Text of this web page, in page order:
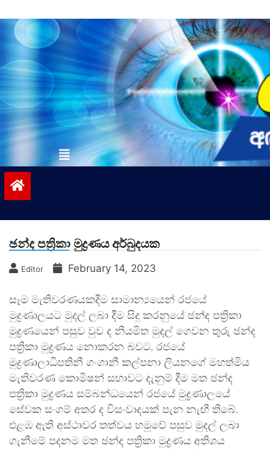
to
contentvinivida.lk
ඡන්ද පත්‍රිකා මුද්‍රණය අර්බුදයක
Editor February 14, 2023
සෑම මැතිවරණයකදීම සාමාන්‍යයෙන් රජයේ
මුද්‍රණාලයට මුදල් ලබා දීම සිදු කරනුයේ ඡන්ද පත්‍රිකා
මුද්‍රණයෙන් පසුව වුව ද නියමිත මුදල් ගෙවන තුරු ඡන්ද
පත්‍රිකා මුද්‍රණය නොකරන බවට, රජයේ
මුද්‍රණාලාධිපතිනී ගංගානී කල්පනා ලියනගේ මහත්මිය
මැතිවරණ කොමිෂන් සභාවට දැනුම් දීම මත ඡන්ද
පත්‍රිකා මුද්‍රණය සම්බන්ධයෙන් රජයේ මුද්‍රණාලයේ
සේවක සංගම් අතර ද විසංවාදයක් පැන නැඟී තිබේ.
එළඹ ඇති අස්ථාවර තත්වය හමුවේ පසුව මුදල් ලබා
ගැනීමේ පදනම මත ඡන්ද පත්‍රිකා මුද්‍රණය අතිශය